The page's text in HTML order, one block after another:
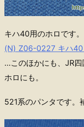
キハ40用のホロです。
(N) Z06-0227 キハ40
…このほかにも、JR
ホロにも。
521系のパンタです。